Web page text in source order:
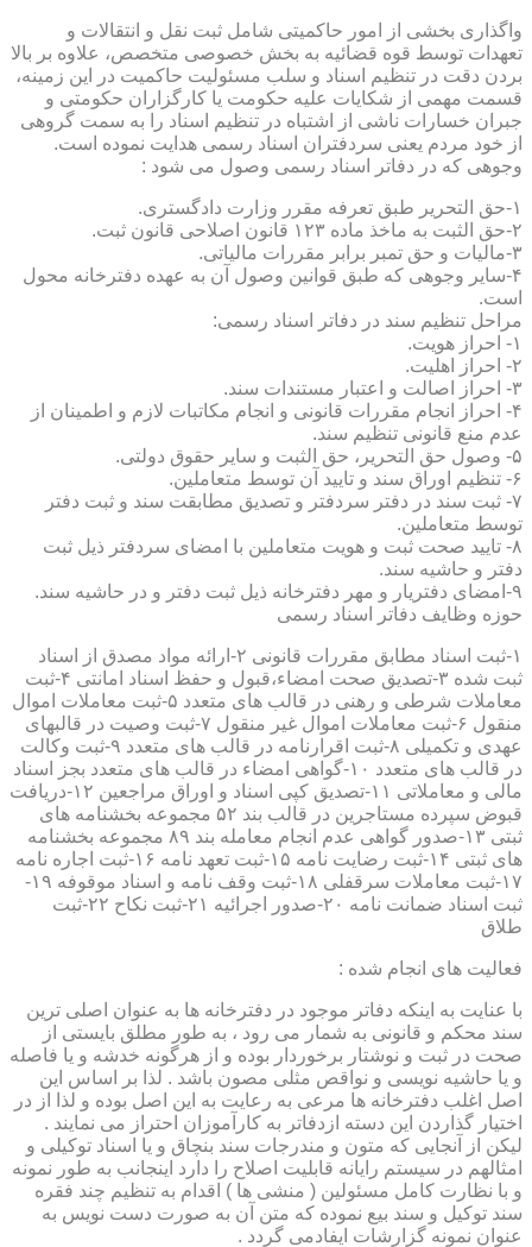
واگذاری بخشی از امور حاکمیتی شامل ثبت نقل و انتقالات و
تعهدات توسط قوه قضائیه به بخش خصوصی متخصص، علاوه بر بالا
بردن دقت در تنظیم اسناد و سلب مسئولیت حاکمیت در این زمینه،
قسمت مهمی از شکایات علیه حکومت یا کارگزاران حکومتی و
جبران خسارات ناشی از اشتباه در تنظیم اسناد را به سمت گروهی
از خود مردم یعنی سردفتران اسناد رسمی هدایت نموده است.
وجوهی که در دفاتر اسناد رسمی وصول می شود :
۱-حق التحریر طبق تعرفه مقرر وزارت دادگستری.
۲-حق الثبت به ماخذ ماده ۱۲۳ قانون اصلاحی قانون ثبت.
۳-مالیات و حق تمبر برابر مقررات مالیاتی.
۴-سایر وجوهی که طبق قوانین وصول آن به عهده دفترخانه محول
است.
مراحل تنظیم سند در دفاتر اسناد رسمی:
۱- احراز هویت.
۲- احراز اهلیت.
۳- احراز اصالت و اعتبار مستندات سند.
۴- احراز انجام مقررات قانونی و انجام مکاتبات لازم و اطمینان از
عدم منع قانونی تنظیم سند.
۵- وصول حق التحریر، حق الثبت و سایر حقوق دولتی.
۶- تنظیم اوراق سند و تایید آن توسط متعاملین.
۷- ثبت سند در دفتر سردفتر و تصدیق مطابقت سند و ثبت دفتر
توسط متعاملین.
۸- تایید صحت ثبت و هویت متعاملین با امضای سردفتر ذیل ثبت
دفتر و حاشیه سند.
۹-امضای دفتریار و مهر دفترخانه ذیل ثبت دفتر و در حاشیه سند.
حوزه وظایف دفاتر اسناد رسمی
۱-ثبت اسناد مطابق مقررات قانونی ۲-ارائه مواد مصدق از اسناد
ثبت شده ۳-تصدیق صحت امضاء،قبول و حفظ اسناد امانتی ۴-ثبت
معاملات شرطی و رهنی در قالب های متعدد ۵-ثبت معاملات اموال
منقول ۶-ثبت معاملات اموال غیر منقول ۷-ثبت وصیت در قالبهای
عهدی و تکمیلی ۸-ثبت اقرارنامه در قالب های متعدد ۹-ثبت وکالت
در قالب های متعدد ۱۰-گواهی امضاء در قالب های متعدد بجز اسناد
مالی و معاملاتی ۱۱-تصدیق کپی اسناد و اوراق مراجعین ۱۲-دریافت
قبوض سپرده مستاجرین در قالب بند ۵۲ مجموعه بخشنامه های
ثبتی ۱۳-صدور گواهی عدم انجام معامله بند ۸۹ مجموعه بخشنامه
های ثبتی ۱۴-ثبت رضایت نامه ۱۵-ثبت تعهد نامه ۱۶-ثبت اجاره نامه
۱۷-ثبت معاملات سرقفلی ۱۸-ثبت وقف نامه و اسناد موقوفه ۱۹-
ثبت اسناد ضمانت نامه ۲۰-صدور اجرائیه ۲۱-ثبت نکاح ۲۲-ثبت
طلاق
فعالیت های انجام شده :
با عنایت به اینکه دفاتر موجود در دفترخانه ها به عنوان اصلی ترین
سند محکم و قانونی به شمار می رود ، به طور مطلق بایستی از
صحت در ثبت و نوشتار برخوردار بوده و از هرگونه خدشه و یا فاصله
و یا حاشیه نویسی و نواقص مثلی مصون باشد . لذا بر اساس این
اصل اغلب دفترخانه ها مرعی به رعایت به این اصل بوده و لذا از در
اختیار گذاردن این دسته ازدفاتر به کارآموزان احتراز می نمایند .
لیکن از آنجایی که متون و مندرجات سند بنچاق و یا اسناد توکیلی و
امثالهم در سیستم رایانه قابلیت اصلاح را دارد اینجانب به طور نمونه
و با نظارت کامل مسئولین ( منشی ها ) اقدام به تنظیم چند فقره
سند توکیل و سند بیع نموده که متن آن به صورت دست نویس به
عنوان نمونه گزارشات ایفادمی گردد .